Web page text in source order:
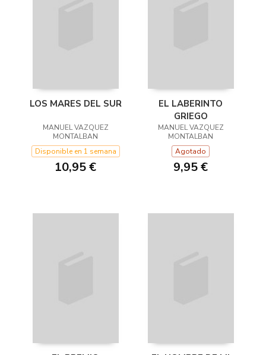
LOS MARES DEL SUR
MANUEL VAZQUEZ
MONTALBAN
Disponible en 1 semana
10,95 €
EL LABERINTO
GRIEGO
MANUEL VAZQUEZ
MONTALBAN
Agotado
9,95 €